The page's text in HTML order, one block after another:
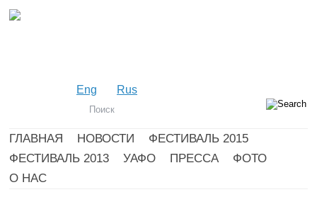
Eng Rus
ГЛАВНАЯ НОВОСТИ
ФЕСТИВАЛЬ 2015
ФЕСТИВАЛЬ 2013
УАФО ПРЕССА
ФОТО
О НАС